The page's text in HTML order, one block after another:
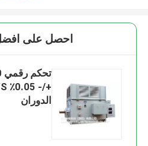
احصل على
الدوران